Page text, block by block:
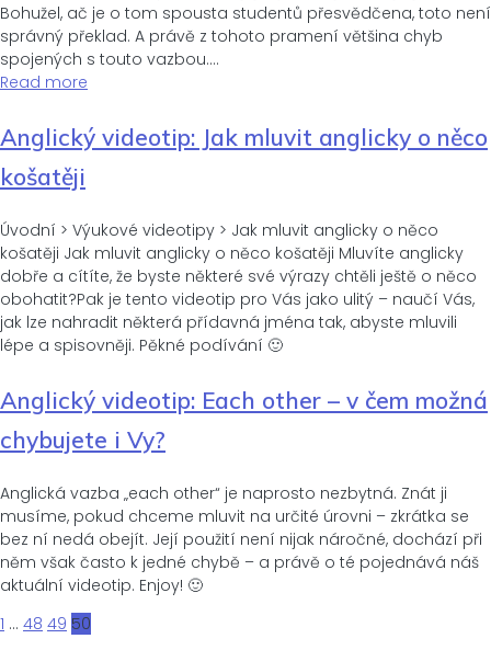
Bohužel, ač je o tom spousta studentů přesvědčena, toto není
správný překlad. A právě z tohoto pramení většina chyb
spojených s touto vazbou.…
Read more
Anglický videotip: Jak mluvit anglicky o něco
košatěji
Úvodní > Výukové videotipy > Jak mluvit anglicky o něco
košatěji Jak mluvit anglicky o něco košatěji Mluvíte anglicky
dobře a cítíte, že byste některé své výrazy chtěli ještě o něco
obohatit?Pak je tento videotip pro Vás jako ulitý – naučí Vás,
jak lze nahradit některá přídavná jména tak, abyste mluvili
lépe a spisovněji. Pěkné podívání 🙂
Anglický videotip: Each other – v čem možná
chybujete i Vy?
Anglická vazba „each other“ je naprosto nezbytná. Znát ji
musíme, pokud chceme mluvit na určité úrovni – zkrátka se
bez ní nedá obejít. Její použití není nijak náročné, dochází při
něm však často k jedné chybě – a právě o té pojednává náš
aktuální videotip. Enjoy! 🙂
Page
1 … Page
48 Page
49 Page
50